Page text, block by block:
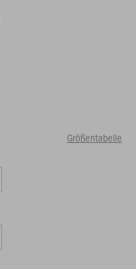
Größentabelle